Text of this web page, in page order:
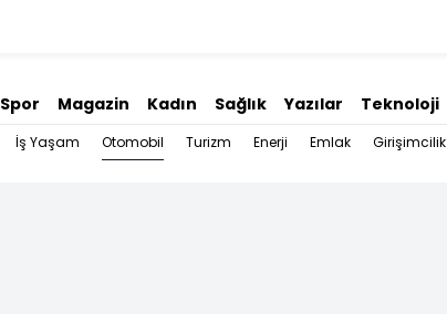
Spor Magazin Kadın Sağlık Yazılar Teknoloji
İş Yaşam Otomobil Turizm Enerji Emlak Girişimcilik